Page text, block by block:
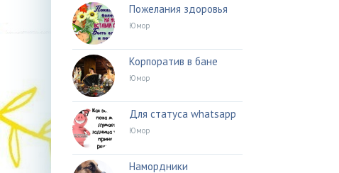
Пожелания здоровья
Юмор
Корпоратив в бане
Юмор
Для статуса whatsapp
Юмор
Намордники